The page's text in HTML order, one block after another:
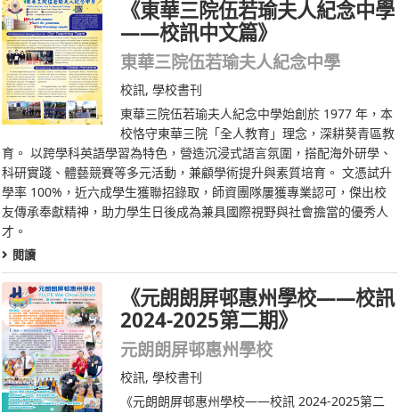
《東華三院伍若瑜夫人紀念中學
——校訊中文篇》
東華三院伍若瑜夫人紀念中學
校訊, 學校書刊
東華三院伍若瑜夫人紀念中學始創於 1977 年，本
校恪守東華三院「全人教育」理念，深耕葵青區教
育。 以跨學科英語學習為特色，營造沉浸式語言氛圍，搭配海外研學、
科研實踐、體藝競賽等多元活動，兼顧學術提升與素質培育。 文憑試升
學率 100%，近六成學生獲聯招錄取，師資團隊屢獲專業認可，傑出校
友傳承奉獻精神，助力學生日後成為兼具國際視野與社會擔當的優秀人
才。
閱讀
《元朗朗屏邨惠州學校——校訊
2024-2025第二期》
元朗朗屏邨惠州學校
校訊, 學校書刊
《元朗朗屏邨惠州學校——校訊 2024-2025第二